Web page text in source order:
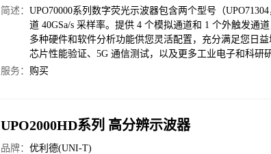
简述： UPO70000系列数字荧光示波器包含两个型号（
道 40GSa/s 采样率。提供 4 个模拟通道和 1 个外触发通
多种硬件和软件分析功能供您灵活配置，充分满足您日
芯片性能验证、5G 通信测试，以及更多工业电子和科研
服务： 购买
UPO2000HD系列 高分辨示波器
品牌： 优利德(UNI-T)